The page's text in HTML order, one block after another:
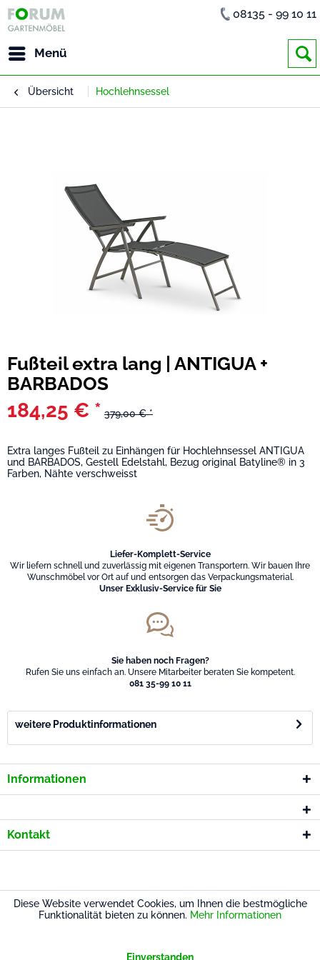
Menü
08135 - 99 10 11
Übersicht Hochlehnsessel
Fußteil extra lang | ANTIGUA +
BARBADOS
184,25 € * 379,00 € *
Extra langes Fußteil zu Einhängen für Hochlehnsessel ANTIGUA
und BARBADOS, Gestell Edelstahl, Bezug original Batyline® in 3
Farben, Nähte verschweisst
Liefer-Komplett-Service
Wir liefern schnell und zuverlässig mit eigenen Transportern. Wir bauen Ihre
Wunschmöbel vor Ort auf und entsorgen das Verpackungsmaterial.
Unser Exklusiv-Service für Sie
Sie haben noch Fragen?
Rufen Sie uns einfach an. Unsere Mitarbeiter beraten Sie kompetent.
081 35-99 10 11
weitere Produktinformationen
Informationen
Kontakt
Diese Website verwendet Cookies, um Ihnen die bestmögliche
Funktionalität bieten zu können. Mehr Informationen
Einverstanden